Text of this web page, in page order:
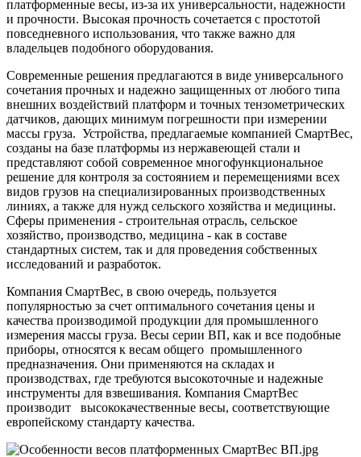
платформенные весы, из-за их универсальности, надежности
и прочности. Высокая прочность сочетается с простотой
повседневного использования, что также важно для
владельцев подобного оборудования.
Современные решения предлагаются в виде универсального
сочетания прочных и надежно защищенных от любого типа
внешних воздействий платформ и точных тензометрических
датчиков, дающих минимум погрешности при измерении
массы груза. Устройства, предлагаемые компанией СмартВес,
созданы на базе платформы из нержавеющей стали и
представляют собой современное многофункциональное
решение для контроля за состоянием и перемещениями всех
видов грузов на специализированных производственных
линиях, а также для нужд сельского хозяйства и медицины.
Сферы применения - строительная отрасль, сельское
хозяйство, производство, медицина - как в составе
стандартных систем, так и для проведения собственных
исследований и разработок.
Компания СмартВес, в свою очередь, пользуется
популярностью за счет оптимального сочетания цены и
качества производимой продукции для промышленного
измерения массы груза. Весы серии ВП, как и все подобные
приборы, относятся к весам общего промышленного
предназначения. Они применяются на складах и
производствах, где требуются высокоточные и надежные
инструменты для взвешивания. Компания СмартВес
производит высококачественные весы, соответствующие
европейскому стандарту качества.